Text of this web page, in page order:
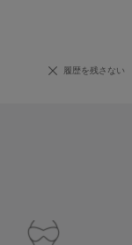
履歴を残さない